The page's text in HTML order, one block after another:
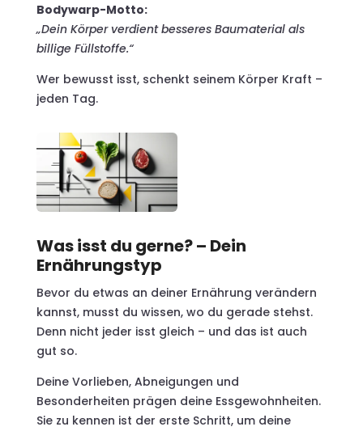
Bodywarp-Motto:
„Dein Körper verdient besseres Baumaterial als
billige Füllstoffe.“
Wer bewusst isst, schenkt seinem Körper Kraft –
jeden Tag.
Was isst du gerne? – Dein
Ernährungstyp
Bevor du etwas an deiner Ernährung verändern
kannst, musst du wissen, wo du gerade stehst.
Denn nicht jeder isst gleich – und das ist auch
gut so.
Deine Vorlieben, Abneigungen und
Besonderheiten prägen deine Essgewohnheiten.
Sie zu kennen ist der erste Schritt, um deine